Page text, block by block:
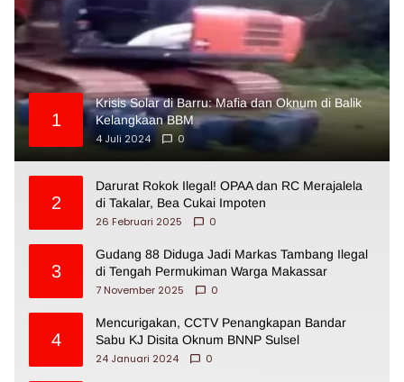
1
Krisis Solar di Barru: Mafia dan Oknum di Balik
Kelangkaan BBM
4 Juli 2024
0
2
Darurat Rokok Ilegal! OPAA dan RC Merajalela
di Takalar, Bea Cukai Impoten
26 Februari 2025
0
3
Gudang 88 Diduga Jadi Markas Tambang Ilegal
di Tengah Permukiman Warga Makassar
7 November 2025
0
4
Mencurigakan, CCTV Penangkapan Bandar
Sabu KJ Disita Oknum BNNP Sulsel
24 Januari 2024
0